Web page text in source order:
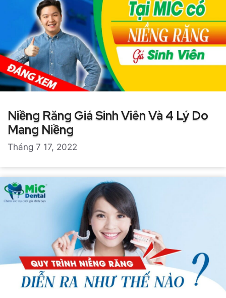
Niềng Răng Giá Sinh Viên Và 4 Lý Do
Mang Niềng
Tháng 7 17, 2022